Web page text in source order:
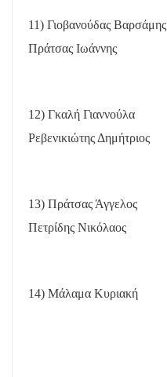
11) Γιοβανούδας Βαρσάμης
Πράτσας Ιωάννης
12) Γκαλή Γιαννούλα
Ρεβενικιώτης Δημήτριος
13) Πράτσας Άγγελος
Πετρίδης Νικόλαος
14) Μάλαμα Κυριακή